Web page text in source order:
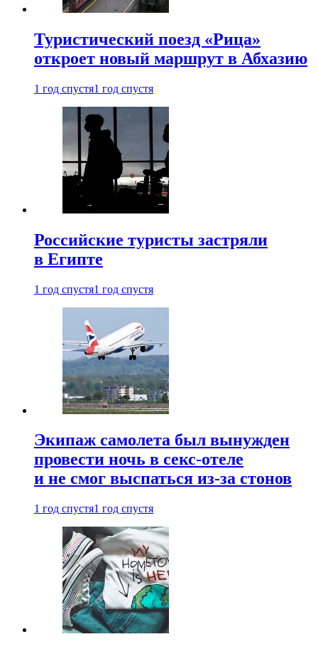
Туристический поезд «Рица»
откроет новый маршрут в Абхазию
1 год спустя1 год спустя
Российские туристы застряли
в Египте
1 год спустя1 год спустя
Экипаж самолета был вынужден
провести ночь в секс-отеле
и не смог выспаться из-за стонов
1 год спустя1 год спустя